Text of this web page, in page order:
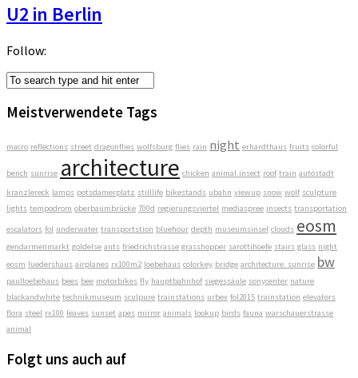
U2 in Berlin
Follow:
Meistverwendete Tags
macro reflections street dragonflies wolfsburg flies rain night erhardthaus fruits colorful
bench sunrise architecture chicken animal.insect roof train autostadt
kranzlereck lamps potsdamerplatz stilllife bikestands ubahn viewup snow wolf sculpture
lights tempodrom oberbaumbrücke 700d regierungsviertel mediaspree insects transportation
escalators fol underwater transportstion bluehour depth museumsinsel clouds eosm
gendarmenmarkt goldelse ants friedrichstrasse grasshopper sarottihoefe stairs glass night
eosm luedershaus airplanes rx100m2 loebehaus colorkey bridge architecture. sunrise bw
paulloebehaus bees bee motorbikes fly hauptbahnhof siegessäule sonycenter nature
blackandwhite technikmuseum sculpure trainstations urbex fol2015 trainstation elevators
flora steel rx100 leaves sunset apes mirror animals lookup birds fauna warschauerstrasse
animal
Folgt uns auch auf